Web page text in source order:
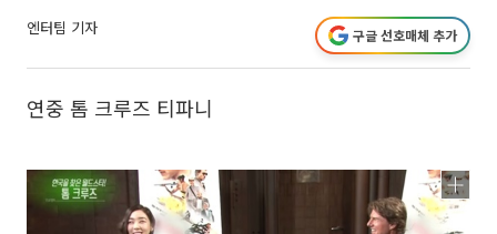
엔터팀 기자 구글 선호매체 추가
연중 톰 크루즈 티파니